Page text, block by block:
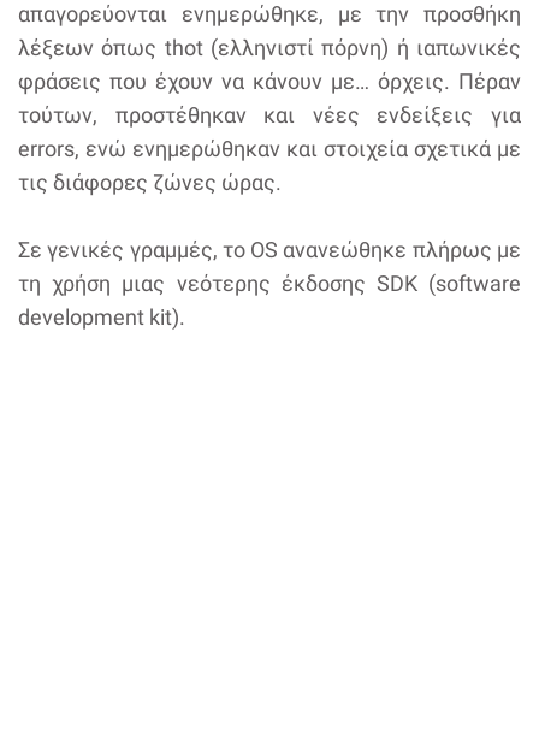
απαγορεύονται ενημερώθηκε, με την προσθήκη
λέξεων όπως thot (ελληνιστί πόρνη) ή ιαπωνικές
φράσεις που έχουν να κάνουν με… όρχεις. Πέραν
τούτων, προστέθηκαν και νέες ενδείξεις για
errors, ενώ ενημερώθηκαν και στοιχεία σχετικά με
τις διάφορες ζώνες ώρας.
Σε γενικές γραμμές, το OS ανανεώθηκε πλήρως με
τη χρήση μιας νεότερης έκδοσης SDK (software
development kit).